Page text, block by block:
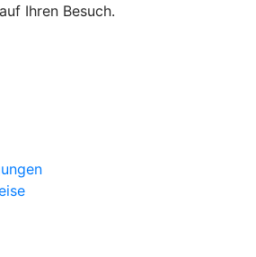
Ihren Besuch.